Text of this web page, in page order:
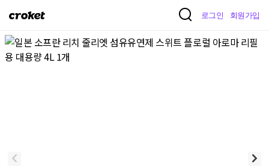
크
켓
로그인 회원가입